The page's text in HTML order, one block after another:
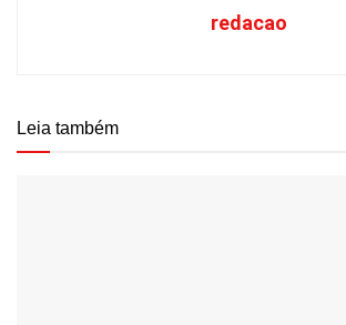
redacao
Leia também